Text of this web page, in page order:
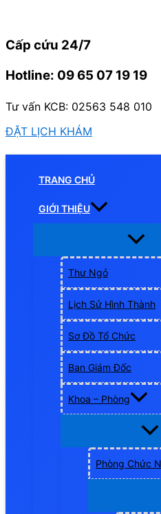
nội
Cấp cứu 24/7
Hotline: 09 65 07 19 19
Tư vấn KCB: 02563 548 010
ĐẶT LỊCH KHÁM
TRANG CHỦ
GIỚI THIỆU
Thư Ngỏ
Lịch Sử Hình Thành
Sơ Đồ Tổ Chức
Ban Giám Đốc
Khoa – Phòng
Phòng Chức